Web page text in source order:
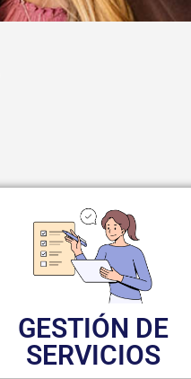
GESTIÓN DE
SERVICIOS